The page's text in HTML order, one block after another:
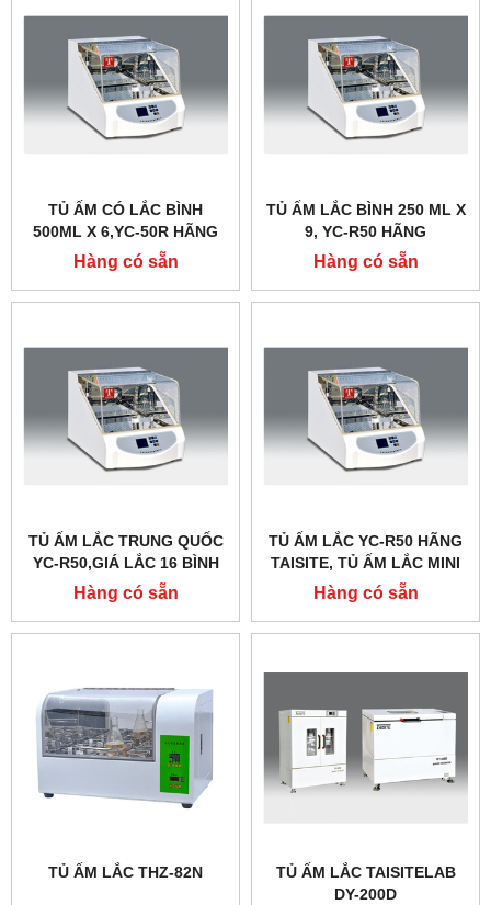
TỦ ẤM CÓ LẮC BÌNH
500ML X 6,YC-50R HÃNG
TAISITE
Hàng có sẵn
TỦ ẤM LẮC BÌNH 250 ML X
9, YC-R50 HÃNG
TAISITELAB
Hàng có sẵn
TỦ ẤM LẮC TRUNG QUỐC
YC-R50,GIÁ LẮC 16 BÌNH
100ML
Hàng có sẵn
TỦ ẤM LẮC YC-R50 HÃNG
TAISITE, TỦ ẤM LẮC MINI
Hàng có sẵn
TỦ ẤM LẮC THZ-82N
TỦ ẤM LẮC TAISITELAB
DY-200D